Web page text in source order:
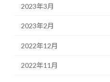
2023年3月
2023年2月
2022年12月
2022年11月